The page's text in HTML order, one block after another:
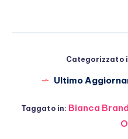
Categorizzato
Ultimo
Taggato in: Bianca